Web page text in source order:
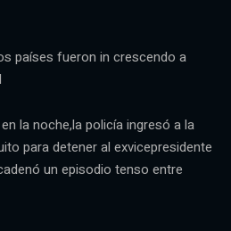
países fueron in crescendo a
la noche,la policía ingresó a la
para detener al exvicepresidente
un episodio tenso entre